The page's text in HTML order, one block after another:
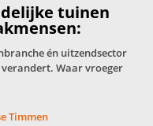
tuinen
én uitzendsector
Waar vroeger
Timmen